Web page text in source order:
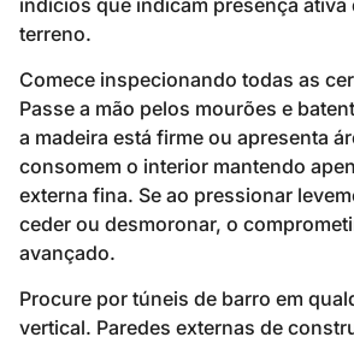
terreno.
Comece inspecionando todas as
Passe a mão pelos mourões e
a madeira está firme ou apresenta
consomem o interior mantendo
externa fina. Se ao pressionar
ceder ou desmoronar, o
avançado.
Procure por túneis de barro em
vertical. Paredes externas de